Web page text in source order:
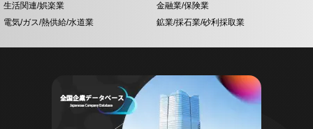
生活関連/娯楽業
金融業/保険業
電気/ガス/熱供給/水道業
鉱業/採石業/砂利採取業